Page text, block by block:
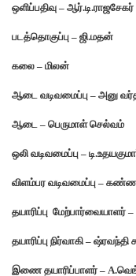
ஒளிப்பதிவு – ஆர்.டி.ராஜசேகர்
படத்தொகுப்பு – ஜி.மதன்
கலை – மிலன்
ஆடை வடிவமைப்பு – அனு
ஆடை – பெருமாள் செல்வம்
ஒலி வடிவமைப்பு –
விளம்பர வடிவமைப்பு –
தயாரிப்பு மேற்பார்வையாளர்
தயாரிப்பு நிர்வாகி – ஷ்ரவந்தி
இணை தயாரிப்பாளர் –